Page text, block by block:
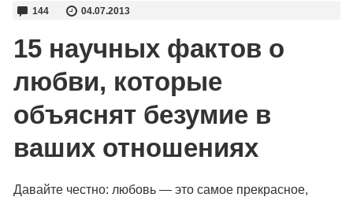
144 04.07.2013
15 научных фактов о
любви, которые
объяснят безумие в
ваших отношениях
Давайте честно: любовь — это самое прекрасное,